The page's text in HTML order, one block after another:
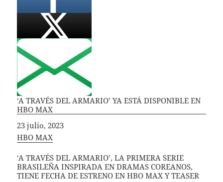
‘A TRAVÉS DEL ARMARIO’ YA ESTÁ DISPONIBLE EN
HBO MAX
Fecha
23 julio, 2023
In relation to
HBO MAX
‘A TRAVÉS DEL ARMARIO’, LA PRIMERA SERIE
BRASILEÑA INSPIRADA EN DRAMAS COREANOS,
TIENE FECHA DE ESTRENO EN HBO MAX Y TEASER